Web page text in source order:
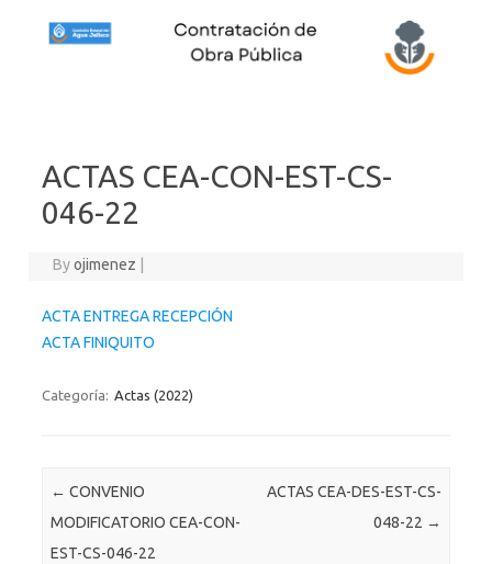
ACTAS CEA-CON-EST-CS-
046-22
Byojimenez
ACTA ENTREGA RECEPCIÓN
ACTA FINIQUITO
Categoría: Actas (2022)
Post navigation
← CONVENIO
MODIFICATORIO CEA-CON-
EST-CS-046-22
ACTAS CEA-DES-EST-CS-
048-22 →